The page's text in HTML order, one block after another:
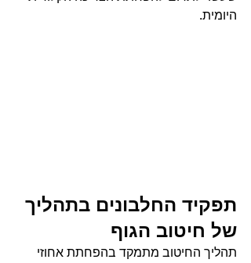
היומית.
תפקיד החלבונים בתהליך
של חיטוב הגוף
תהליך החיטוב מתמקד בהפחתת אחוזי